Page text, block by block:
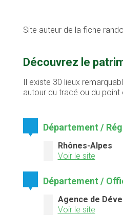
Site auteur de la fiche
Découvrez le
Il existe 30 lieux
autour du tracé ou du point
Département /
Rhônes-Alpes
Voir le site
Département /
Agence de
Voir le site